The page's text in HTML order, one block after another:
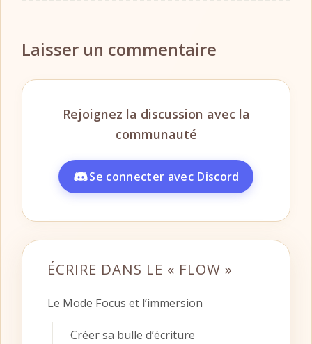
Laisser un commentaire
ÉCRIRE DANS LE « FLOW »
Le Mode Focus et l’immersion
Créer sa bulle d’écriture